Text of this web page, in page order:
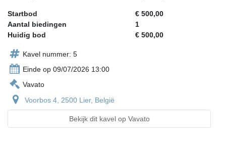
Startbod
€ 500,00
Aantal biedingen
1
Huidig bod
€ 500,00
Kavel nummer: 5
Einde op 09/07/2026 13:00
Vavato
Voorbos 4, 2500 Lier, België
Bekijk dit kavel op Vavato